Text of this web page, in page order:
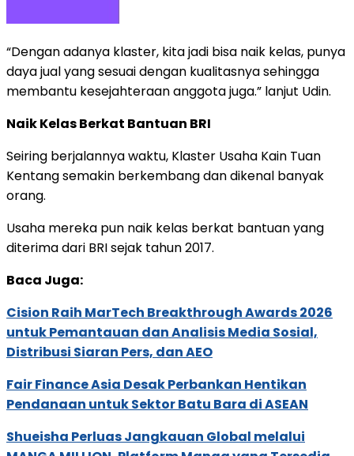
“Dengan adanya klaster, kita jadi bisa naik kelas, punya
daya jual yang sesuai dengan kualitasnya sehingga
membantu kesejahteraan anggota juga.” lanjut Udin.
Naik Kelas Berkat Bantuan BRI
Seiring berjalannya waktu, Klaster Usaha Kain Tuan
Kentang semakin berkembang dan dikenal banyak
orang.
Usaha mereka pun naik kelas berkat bantuan yang
diterima dari BRI sejak tahun 2017.
Baca Juga:
Cision Raih MarTech Breakthrough Awards 2026
untuk Pemantauan dan Analisis Media Sosial,
Distribusi Siaran Pers, dan AEO
Fair Finance Asia Desak Perbankan Hentikan
Pendanaan untuk Sektor Batu Bara di ASEAN
Shueisha Perluas Jangkauan Global melalui